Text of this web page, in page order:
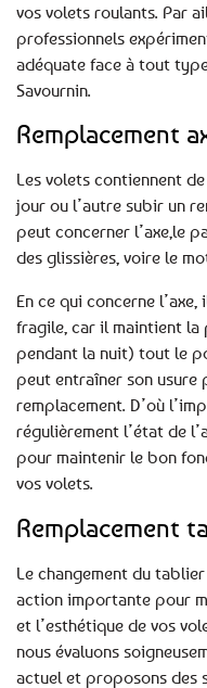
vos volets roulants. Par
professionnels
adéquate face à tout
Savournin.
Remplacement
Les volets contiennent
jour ou l’autre subir un
peut concerner l’axe,le
des glissières, voire le
En ce qui concerne
fragile, car il maintient
pendant la nuit) tout le
peut entraîner son usure
remplacement. D’où
régulièrement l’état de
pour maintenir le bon
vos volets.
Remplacement
Le changement du
action importante pour
et l’esthétique de vos
nous évaluons
actuel et proposons des